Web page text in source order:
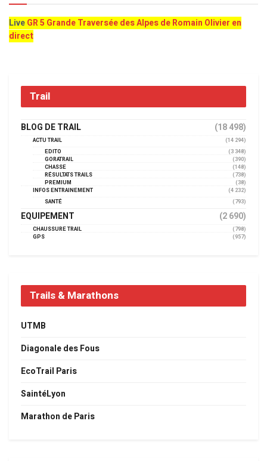
LiveGR 5 Grande Traversée des Alpes de Romain Olivier en
direct
Trail
BLOG DE TRAIL (18 498)
ACTU TRAIL
(14 294)
EDITO
(3 348)
GORATRAIL
(390)
CHASSE
(148)
RÉSULTATS TRAILS
(738)
PREMIUM
(38)
INFOS ENTRAINEMENT
(4 232)
SANTÉ
(793)
EQUIPEMENT (2 690)
CHAUSSURE TRAIL
(798)
GPS
(957)
Trails & Marathons
UTMB
Diagonale des Fous
EcoTrail Paris
SaintéLyon
Marathon de Paris